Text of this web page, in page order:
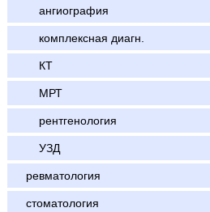
ангиография
комплексная диагн.
КТ
МРТ
рентгенология
УЗД
ревматология
стоматология